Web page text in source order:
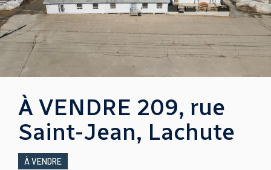
À VENDRE 209, rue
Saint-Jean, Lachute
À VENDRE